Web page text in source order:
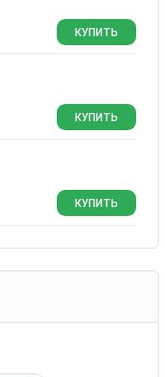
КУПИТЬ
КУПИТЬ
КУПИТЬ